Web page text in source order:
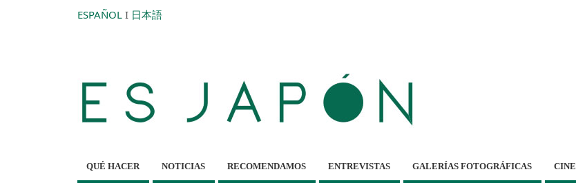
ESPAÑOL I 日本語
QUÉ HACER NOTICIAS RECOMENDAMOS ENTREVISTAS GALERÍAS FOTOGRÁFICAS CINE